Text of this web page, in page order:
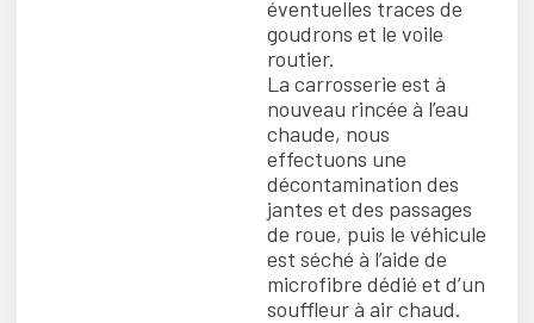
éventuelles traces de
goudrons et le voile
routier.
La carrosserie est à
nouveau rincée à l’eau
chaude, nous
effectuons une
décontamination des
jantes et des passages
de roue, puis le véhicule
est séché à l’aide de
microfibre dédié et d’un
souffleur à air chaud.